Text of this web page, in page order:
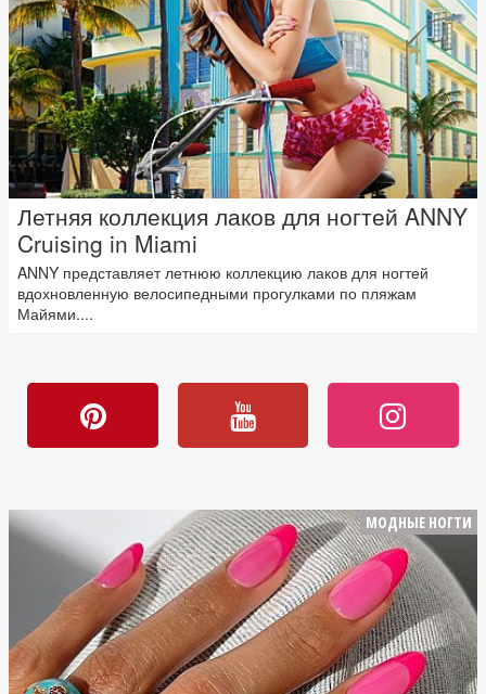
Летняя коллекция лаков для ногтей ANNY
Cruising in Miami
ANNY представляет летнюю коллекцию лаков для ногтей
вдохновленную велосипедными прогулками по пляжам
Майями....
МОДНЫЕ НОГТИ